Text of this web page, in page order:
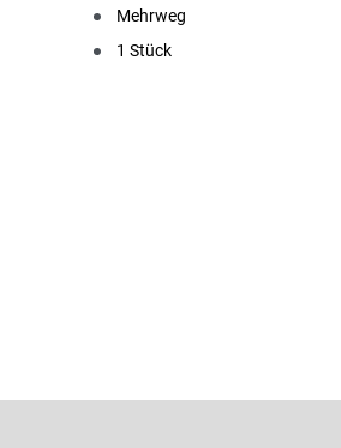
Mehrweg
1 Stück